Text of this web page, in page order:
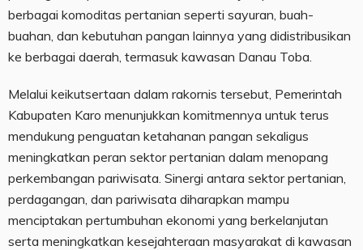
berbagai komoditas pertanian seperti sayuran, buah-
buahan, dan kebutuhan pangan lainnya yang didistribusikan
ke berbagai daerah, termasuk kawasan Danau Toba.
Melalui keikutsertaan dalam rakornis tersebut, Pemerintah
Kabupaten Karo menunjukkan komitmennya untuk terus
mendukung penguatan ketahanan pangan sekaligus
meningkatkan peran sektor pertanian dalam menopang
perkembangan pariwisata. Sinergi antara sektor pertanian,
perdagangan, dan pariwisata diharapkan mampu
menciptakan pertumbuhan ekonomi yang berkelanjutan
serta meningkatkan kesejahteraan masyarakat di kawasan